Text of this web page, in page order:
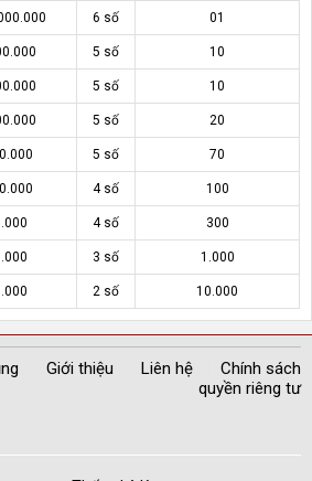
6 số 01
5 số 10
5 số 10
5 số 20
5 số 70
4 số 100
4 số 300
3 số 1.000
2 số 10.000
Giới thiệu Liên hệ
Chính sách
quyền riêng tư